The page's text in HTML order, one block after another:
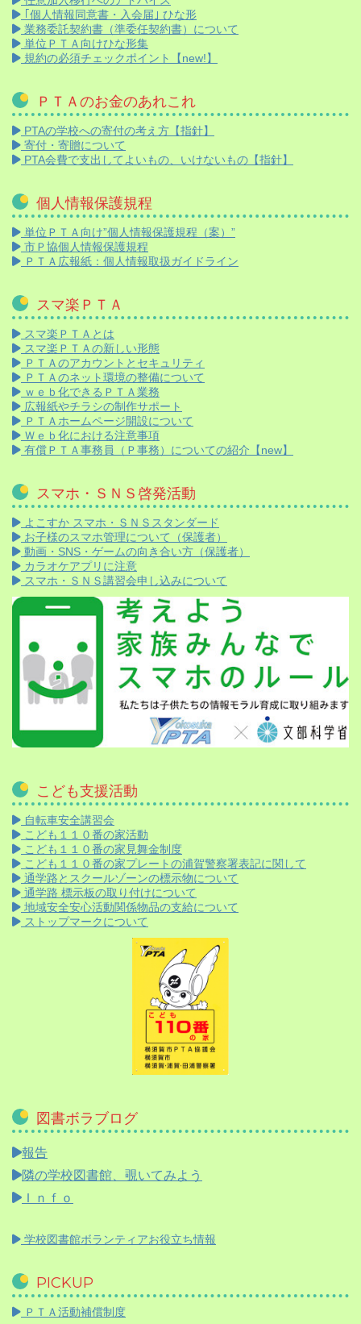
｢個人情報同意書・入会届｣ ひな形
業務委託契約書（準委任契約書）について
単位ＰＴＡ向けひな形集
規約の必須チェックポイント【new!】
ＰＴＡのお金のあれこれ
PTAの学校への寄付の考え方【指針】
寄付・寄贈について
PTA会費で支出してよいもの、いけないもの【指針】
個人情報保護規程
単位ＰＴＡ向け”個人情報保護規程（案）”
市Ｐ協個人情報保護規程
ＰＴＡ広報紙：個人情報取扱ガイドライン
スマ楽ＰＴＡ
スマ楽ＰＴＡとは
スマ楽ＰＴＡの新しい形態
ＰＴＡのアカウントとセキュリティ
ＰＴＡのネット環境の整備について
ｗｅｂ化できるＰＴＡ業務
広報紙やチラシの制作サポート
ＰＴＡホームページ開設について
Ｗｅｂ化における注意事項
有償ＰＴＡ事務員（Ｐ事務）についての紹介【new】
スマホ・ＳＮＳ啓発活動
よこすか スマホ・ＳＮＳスタンダード
お子様のスマホ管理について（保護者）
動画・SNS・ゲームの向き合い方（保護者）
カラオケアプリに注意
スマホ・ＳＮＳ講習会申し込みについて
こども支援活動
自転車安全講習会
こども１１０番の家活動
こども１１０番の家見舞金制度
こども１１０番の家プレートの浦賀警察署表記に関して
通学路とスクールゾーンの標示物について
通学路 標示板の取り付けについて
地域安全安心活動関係物品の支給について
ストップマークについて
図書ボラブログ
報告
隣の学校図書館、覗いてみよう
Ｉｎｆｏ
学校図書館ボランティアお役立ち情報
PICKUP
ＰＴＡ活動補償制度